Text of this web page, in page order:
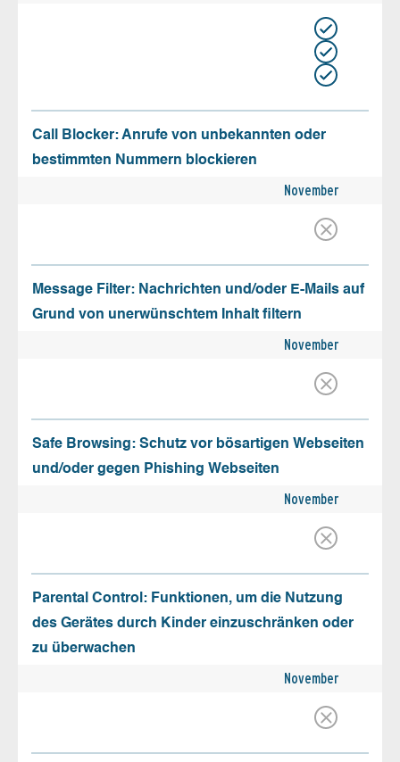
Call Blocker: Anrufe von unbekannten oder
bestimmten Nummern blockieren
November
Message Filter: Nachrichten und/oder E-Mails auf
Grund von unerwünschtem Inhalt filtern
November
Safe Browsing: Schutz vor bösartigen Webseiten
und/oder gegen Phishing Webseiten
November
Parental Control: Funktionen, um die Nutzung
des Gerätes durch Kinder einzuschränken oder
zu überwachen
November